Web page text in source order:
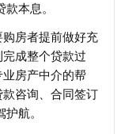
本息。
房者提前做好充
成整个贷款过
房产中介的帮
咨询、合同签订
航。